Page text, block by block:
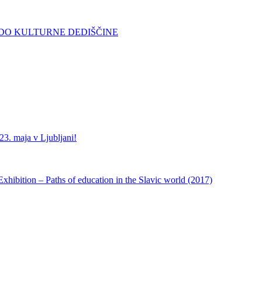
KULTURNE DEDIŠČINE
maja v Ljubljani!
– Paths of education in the Slavic world (2017)